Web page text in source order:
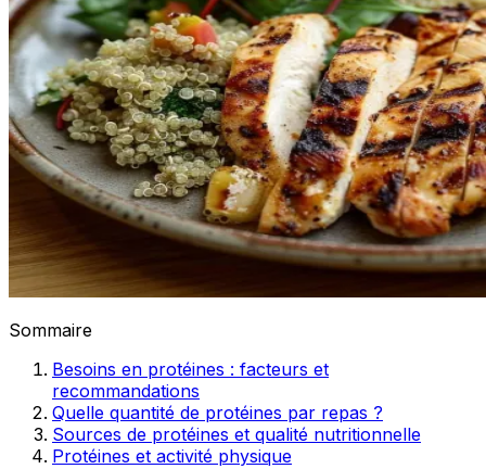
Sommaire
Besoins en protéines : facteurs et
recommandations
Quelle quantité de protéines par repas ?
Sources de protéines et qualité nutritionnelle
Protéines et activité physique